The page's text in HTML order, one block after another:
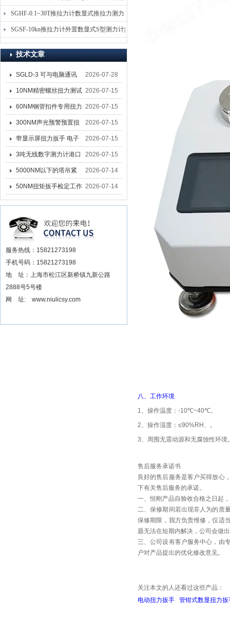
电子式压力测力计
SGHF-0.1~30T推拉力计数显式推拉力测力
计-数字拉压力双向测力仪
SGSF-10kn推拉力计外置数显式S型测力计|
手持连线式拉压力计
技术文章
SGLD-3 可与电脑通讯
的无线测力计 0.03-3T化
工行业用遥控式推拉力
计
2026-07-28
10NM精密螺丝扭力测试
专用扭矩扳手,产线质检
螺丝扭力专用扳手厂家
2026-07-15
60NM钢管扣件专用扭力
扳手 脚手架扭力检测扳
手 工地扣件扭矩扳手品
牌
2026-07-15
300NM声光预警预置扭
力扳手 工业紧固专用数
显扭力工具厂家
2026-07-15
带显示屏扭力扳手 电子
数显扭力扳手 20NM精
准可调力矩扳手品牌
2026-07-15
3吨无线数字测力计港口
吊装专用
2026-07-15
5000NM以下的塔吊紧
固大扭力电动扳手 塔机
安装电动扳手厂家
2026-07-14
50NM扭矩扳手检定工作
台 高精度扭力校准设备
扳手精度检定设备厂家
2026-07-14
服务热线：15821273198
手机号码：15821273198
地 址：上海市松江区新桥镇九新公路
2888号5号楼
网 址: www.niulicsy.com
八、 工作环境
1、操作温度： -10℃~40℃。
2、操作湿度： ≤90%RH 、。
3、周围无震动源和无腐蚀性环境
售后服务承诺书
良好的售后服务是客户买得放心
下有关售后服务的承诺。
一、恒刚产品自验收合格之日起
二、保修期间若出现非人为的质
保修期限，我方负责维修，仅适
题无法在短期内解决，公司会做
三、公司设有客户服务中心，由
户对产品提出的优化修改意见。
关注本文的人还看过这些产品：
电动扭力扳手
管钳式数显扭力扳